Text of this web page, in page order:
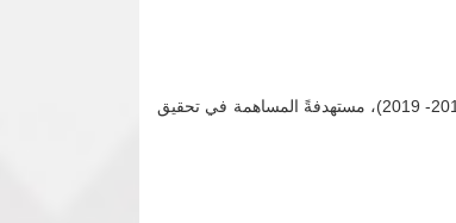
تصدر سياسات بنك السودان المركزي للعام 2015متسقةً مع موجهات وأهداف الموازنة العامة للدولة للعام 2015والبرنامج الاقتصادي الخماسي (2015- 2019)، مستهدفةً المساهمة في تحقيق